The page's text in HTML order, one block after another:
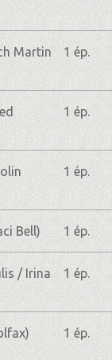
Martin
1 ép.
1 ép.
1 ép.
Bell) 1 ép.
/ Irina
1 ép.
1 ép.